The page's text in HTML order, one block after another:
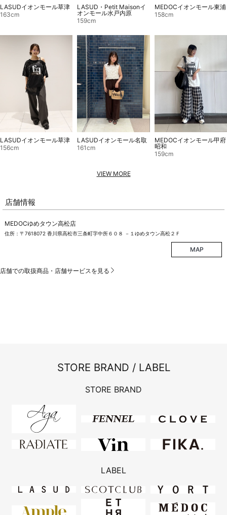
LASUDイオンモール草津
163cm
LASUD・Petit Maisonイ
オンモール水戸内原
159cm
MEDOCイオンモール東浦
158cm
LASUDイオンモール草津
156cm
LASUDイオンモール名取
161cm
MEDOCイオンモール甲府
昭和
159cm
VIEW MORE
店舗情報
MEDOCゆめタウン高松店
住所：〒7618072 香川県高松市三条町字中所６０８ －１ゆめタウン高松２Ｆ
MAP
店舗での取扱商品・店舗サービスを見る
STORE BRAND / LABEL
STORE BRAND
LABEL